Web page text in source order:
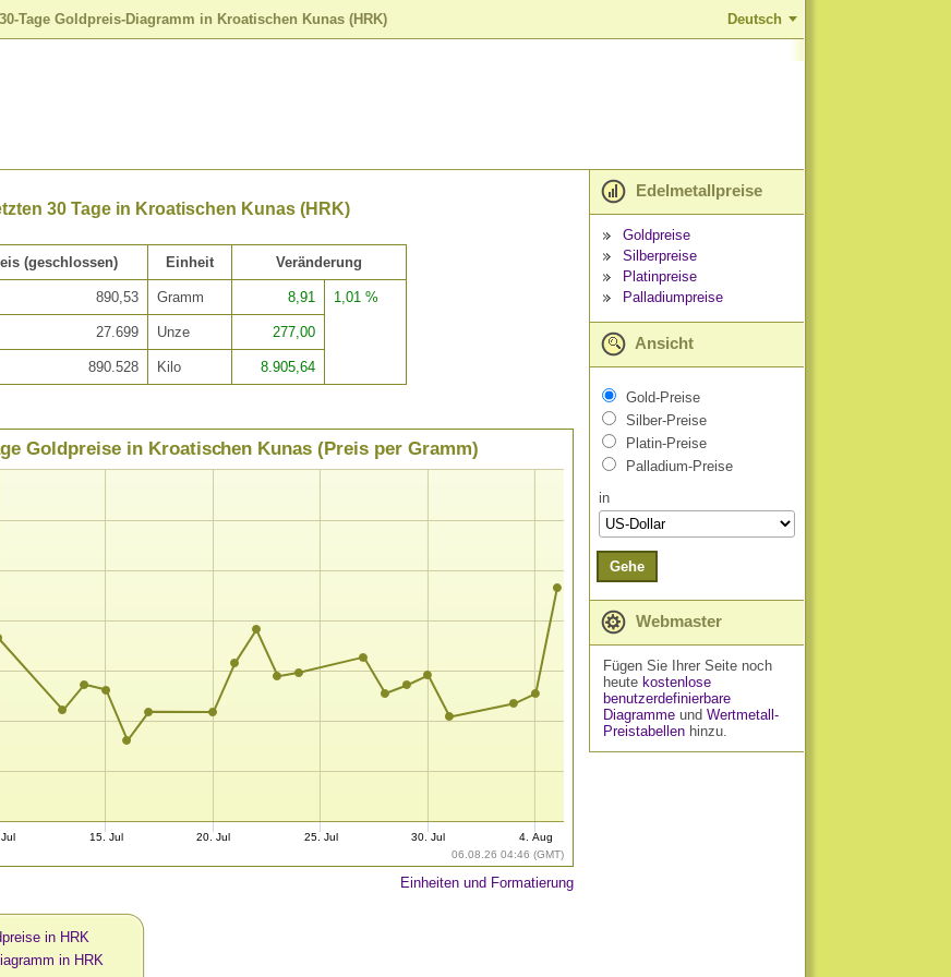
30-Tage Goldpreis-Diagramm in Kroatischen Kunas (HRK) Deutsch
30 Tage in Kroatischen Kunas (HRK)
(geschlossen) Einheit Veränderung
890,53 Gramm 8,91 1,01 %
27.699 Unze 277,00
890.528 Kilo 8.905,64
06.08.26 04:46 (GMT)
Goldpreise in Kroatischen Kunas (Preis per Gramm)
15. Jul 20. Jul 25. Jul 30. Jul 4. Aug
Einheiten und Formatierung
in HRK
in HRK
Edelmetallpreise
Goldpreise
Silberpreise
Platinpreise
Palladiumpreise
Ansicht
Gold-Preise
Silber-Preise
Platin-Preise
Palladium-Preise
in
Gehe
Webmaster
Fügen Sie Ihrer Seite noch
heute kostenlose
benutzerdefinierbare
Diagrammeund Wertmetall-
Preistabellenhinzu.